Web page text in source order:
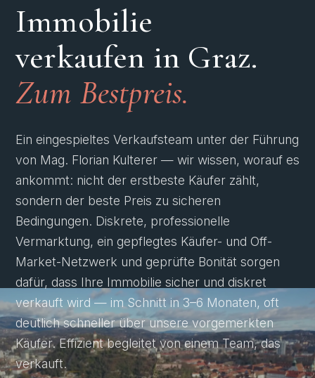
Immobilie
verkaufen in Graz.
Zum Bestpreis.
Ein eingespieltes Verkaufsteam unter der Führung
von Mag. Florian Kulterer — wir wissen, worauf es
ankommt: nicht der erstbeste Käufer zählt,
sondern der beste Preis zu sicheren
Bedingungen. Diskrete, professionelle
Vermarktung, ein gepflegtes Käufer- und Off-
Market-Netzwerk und geprüfte Bonität sorgen
dafür, dass Ihre Immobilie sicher und diskret
verkauft wird — im Schnitt in 3–6 Monaten, oft
deutlich schneller über unsere vorgemerkten
Käufer. Effizient begleitet von einem Team, das
verkauft.